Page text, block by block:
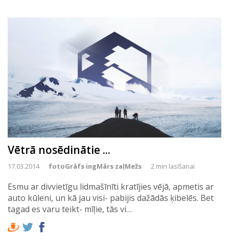
Vētrā nosēdinātie ...
17.03.2014 fotoGrāfs ingMārs zaļMežs 2 min lasīšanai
Esmu ar divvietīgu lidmašīnīti kratījies vējā, apmetis ar
auto kūleni, un kā jau visi- pabijis dažādās ķibelēs. Bet
tagad es varu teikt- mīļie, tās vi…